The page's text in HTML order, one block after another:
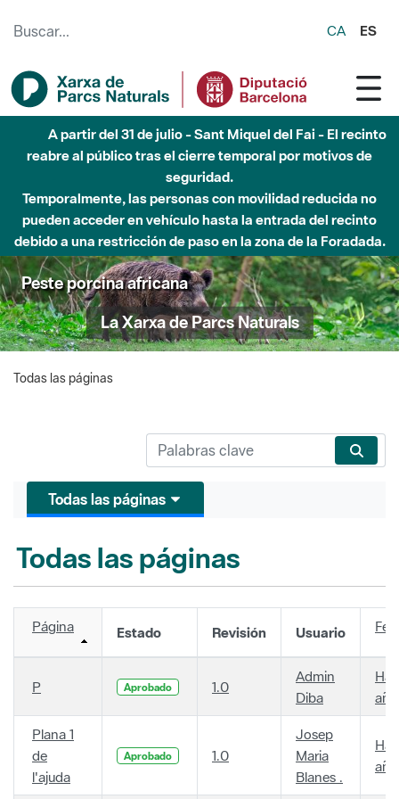
CA ES
A partir del 31 de julio - Sant Miquel del Fai - El recinto
reabre al público tras el cierre temporal por motivos de
seguridad.
Temporalmente, las personas con movilidad reducida no
pueden acceder en vehículo hasta la entrada del recinto
debido a una restricción de paso en la zona de la Foradada.
Peste porcina africana
La Xarxa de Parcs Naturals
Todas las páginas
Todas las páginas
Todas las páginas
Página Estado Revisión Usuario
P Aprobado 1.0
Admin
Diba
Plana 1
de
l'ajuda
Aprobado 1.0
Josep
Maria
Blanes .